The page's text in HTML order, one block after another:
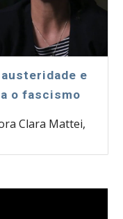
e
o fascismo
Clara Mattei,